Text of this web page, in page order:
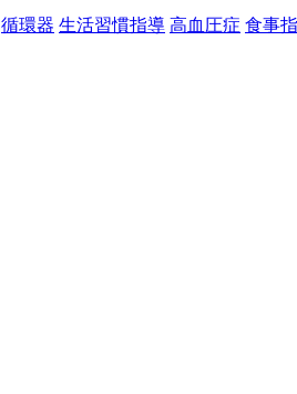
循環器 生活習慣指導 高血圧症 食事